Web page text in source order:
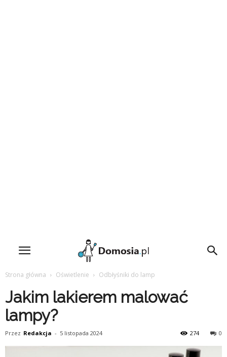
Strona główna Oświetlenie Odbłyśniki do lamp
Jakim lakierem malować
lampy?
Przez Redakcja - 5 listopada 2024 0
274